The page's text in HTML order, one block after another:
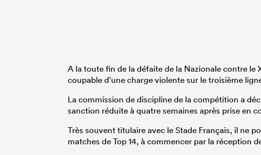
A la toute fin de la défaite de la Nazionale contre le
coupable d’une charge violente sur le troisième
La commission de discipline de la compétition a
sanction réduite à quatre semaines après prise en
Très souvent titulaire avec le Stade Français, il ne
matches de Top 14, à commencer par la réception